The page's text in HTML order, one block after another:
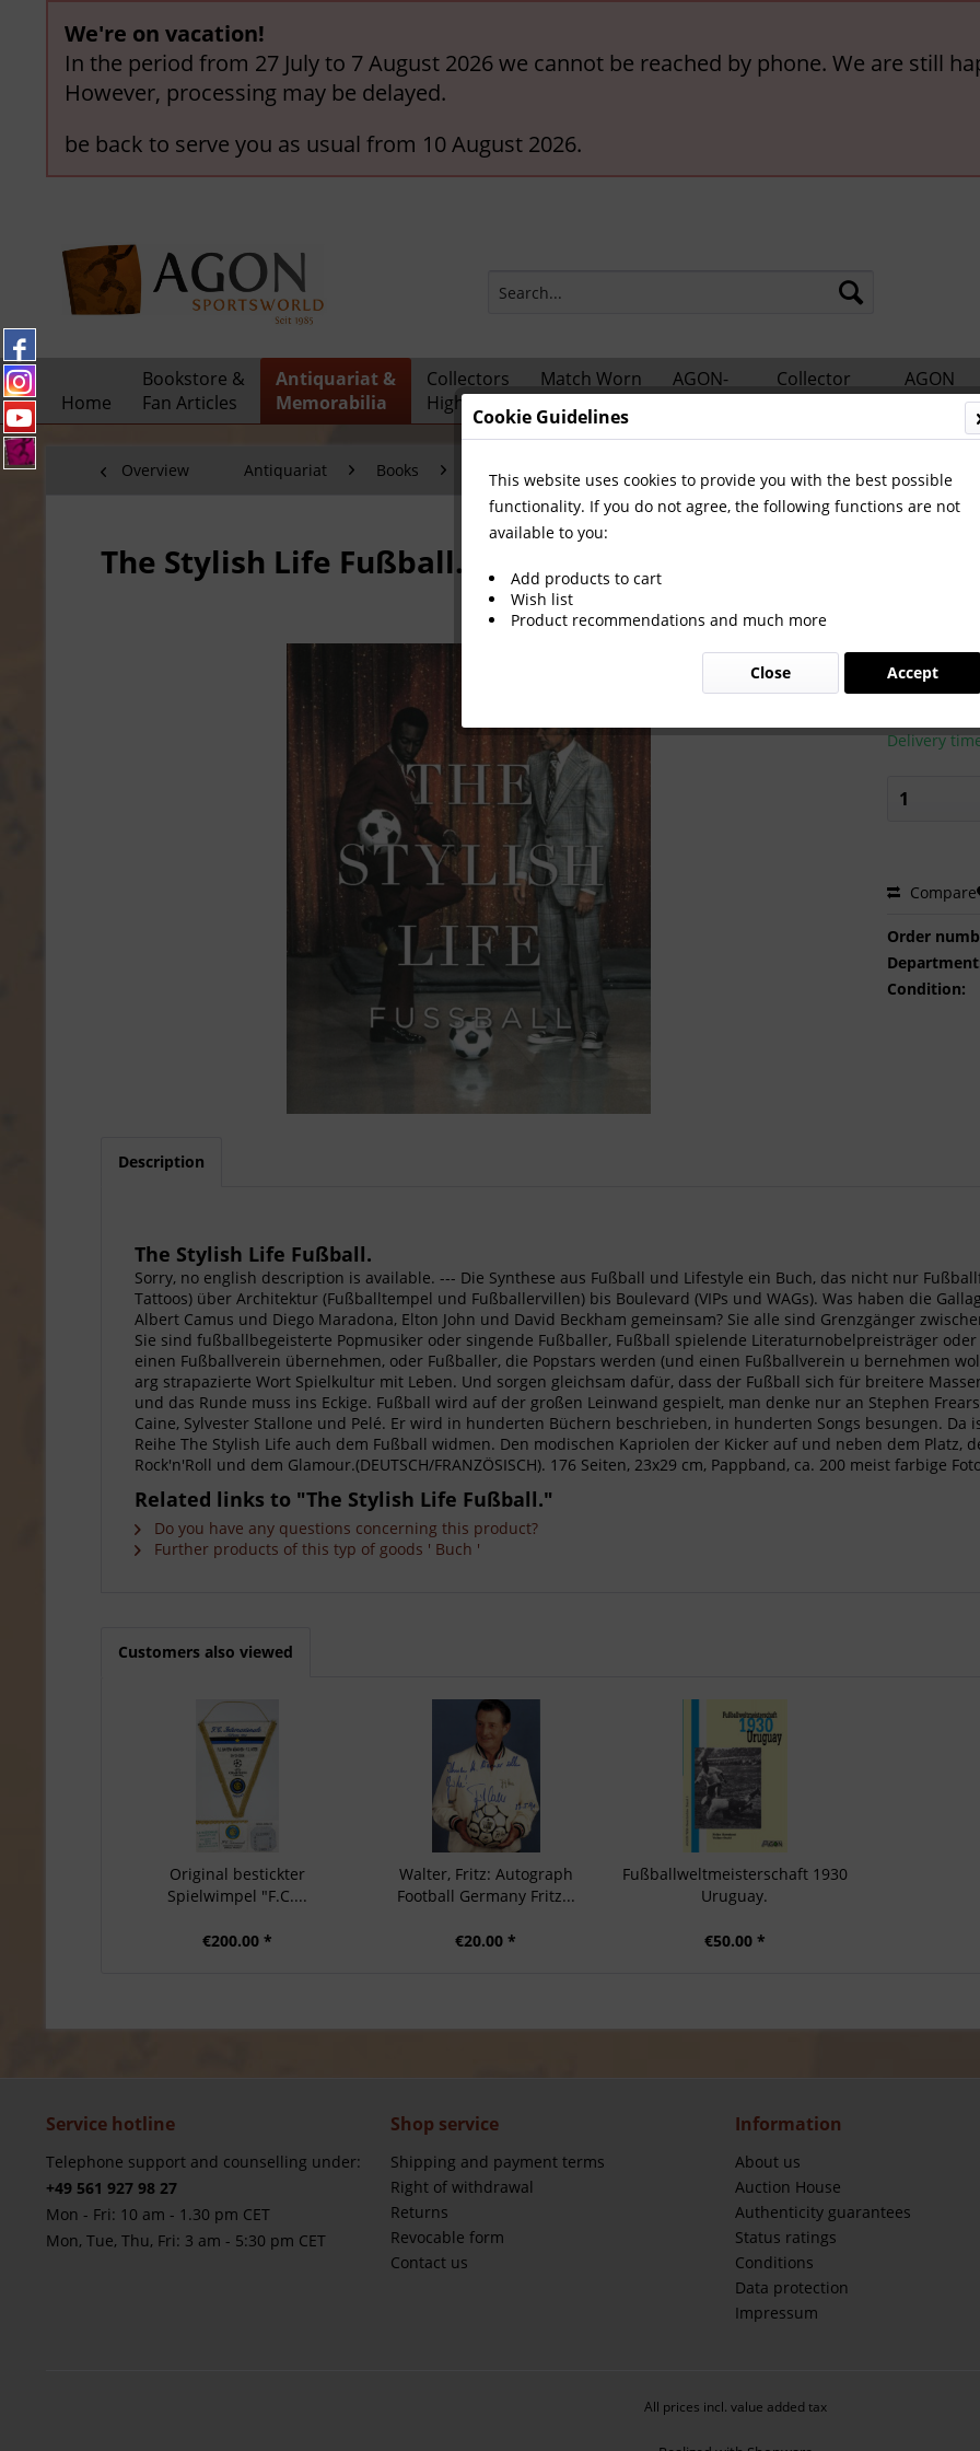
We're on vacation!
In the period from 27 July to 7 August 2026 we cannot be reached by phone. We are still
However, processing may be delayed.
be back to serve you as usual from 10 August 2026.
Home
Bookstore &
Fan Articles
Antiquariat &
Memorabilia
Collectors
Highlights
Match Worn
AGON-
Collector
AGON
Catalogs
Overview Antiquariat Books Football Books General
The Stylish Life Fußball.
€40.00
Prices incl. VAT
Ready to
Delivery
Compare
Order
Condition:
Description
The Stylish Life Fußball.
Sorry, no english description is available. --- Die Synthese aus Fußball und Lifestyle ein Buch, das nicht nur
Tattoos) über Architektur (Fußballtempel und Fußballervillen) bis Boulevard (VIPs und WAGs). Was haben die
Albert Camus und Diego Maradona, Elton John und David Beckham gemeinsam? Sie alle sind Grenzgänger
Sie sind fußballbegeisterte Popmusiker oder singende Fußballer, Fußball spielende Literaturnobelpreisträger
einen Fußballverein übernehmen, oder Fußballer, die Popstars werden (und einen Fußballverein u bernehmen
arg strapazierte Wort Spielkultur mit Leben. Und sorgen gleichsam dafür, dass der Fußball sich für breitere
und das Runde muss ins Eckige. Fußball wird auf der großen Leinwand gespielt, man denke nur an Stephen
Caine, Sylvester Stallone und Pelé. Er wird in hunderten Büchern beschrieben, in hunderten Songs besungen.
Reihe The Stylish Life auch dem Fußball widmen. Den modischen Kapriolen der Kicker auf und neben dem Platz,
Rock'n'Roll und dem Glamour.(DEUTSCH/FRANZÖSISCH). 176 Seiten, 23x29 cm, Pappband, ca. 200 meist farbige
Related links to "The Stylish Life Fußball."
Do you have any questions concerning this product?
Further products of this typ of goods ' Buch '
Customers also viewed
Original bestickter
Spielwimpel "F.C....
€200.00 *
Walter, Fritz: Autograph
Football Germany Fritz...
€20.00 *
Fußballweltmeisterschaft 1930
Uruguay.
€50.00 *
Service hotline
Telephone support and counselling under:
+49 561 927 98 27
Mon - Fri: 10 am - 1.30 pm CET
Mon, Tue, Thu, Fri: 3 am - 5:30 pm CET
Shop service
Shipping and payment terms
Right of withdrawal
Returns
Revocable form
Contact us
Information
About us
Auction House
Authenticity guarantees
Status ratings
Conditions
Data protection
Impressum
All prices incl. value added tax
Cookie Guidelines
This website uses cookies to provide you with the best possible
functionality. If you do not agree, the following functions are not
available to you:
Add products to cart
Wish list
Product recommendations and much more
Accept
Close